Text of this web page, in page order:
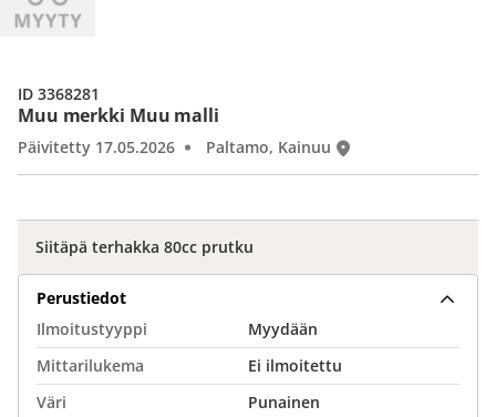
Muu merkki Muu malli
Päivitetty 17.05.2026 Paltamo, Kainuu
ID 3368281
Siitäpä terhakka 80cc prutku
Perustiedot
Ilmoitustyyppi
Myydään
Mittarilukema
Ei ilmoitettu
Väri
Punainen